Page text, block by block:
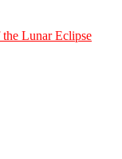
Lunar Eclipse